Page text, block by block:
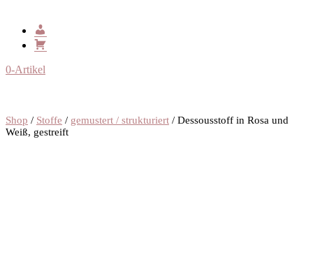
0-Artikel
Shop / Stoffe / gemustert / strukturiert / Dessousstoff in Rosa und
Weiß, gestreift